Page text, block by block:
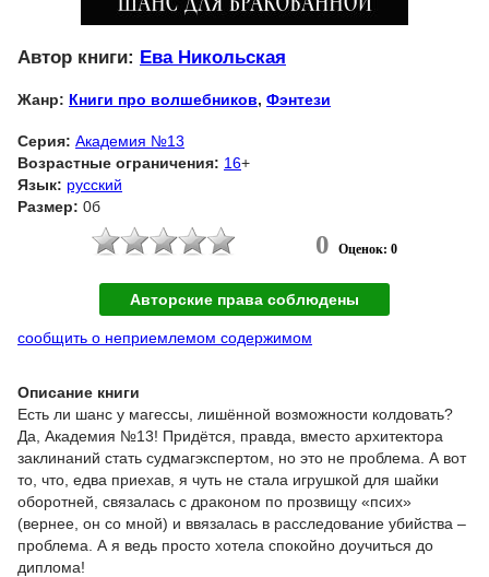
Автор книги: Ева Никольская
Жанр: Книги про волшебников, Фэнтези
Серия: Академия №13
Возрастные ограничения: 16+
Язык: русский
Размер: 0б
0 Оценок: 0
Авторские права соблюдены
сообщить о неприемлемом содержимом
Описание книги
Есть ли шанс у магессы, лишённой возможности колдовать?
Да, Академия №13! Придётся, правда, вместо архитектора
заклинаний стать судмагэкспертом, но это не проблема. А вот
то, что, едва приехав, я чуть не стала игрушкой для шайки
оборотней, связалась с драконом по прозвищу «псих»
(вернее, он со мной) и ввязалась в расследование убийства –
проблема. А я ведь просто хотела спокойно доучиться до
диплома!